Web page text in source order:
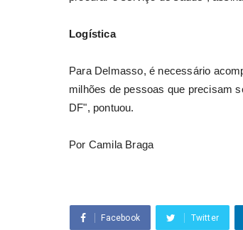
Logística
Para Delmasso, é necessário
milhões de pessoas que precisam
DF", pontuou.
Por Camila Braga
Facebook Twitter